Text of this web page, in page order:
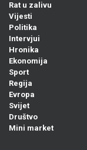
Rat u zalivu
Vijesti
Politika
Intervjui
Hronika
Ekonomija
Sport
Regija
Evropa
Svijet
Društvo
Mini market